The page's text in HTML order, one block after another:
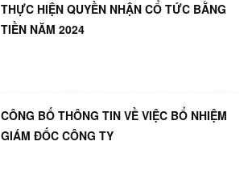
THỰC HIỆN QUYỀN NHẬN CỔ TỨC BẰNG
TIỀN NĂM 2024
CÔNG BỐ THÔNG TIN VỀ VIỆC BỔ NHIỆM
GIÁM ĐỐC CÔNG TY